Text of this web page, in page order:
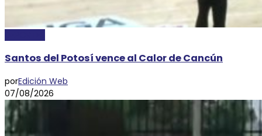
Santos del Potosí vence al Calor de Cancún
porEdición Web
07/08/2026